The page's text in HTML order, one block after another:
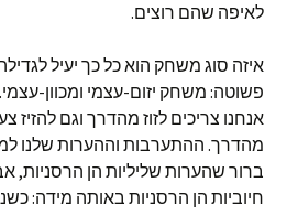
לאיפה שהם רוצים.
איזה סוג משחק הוא כל כך יעיל
פשוטה: משחק יזום-עצמי ומכוון-
אנחנו צריכים לזוז מהדרך וגם להזיז
מהדרך. ההתערבות וההערות שלנו
ברור שהערות שליליות הן הרסניות,
חיוביות הן הרסניות באותה מידה: